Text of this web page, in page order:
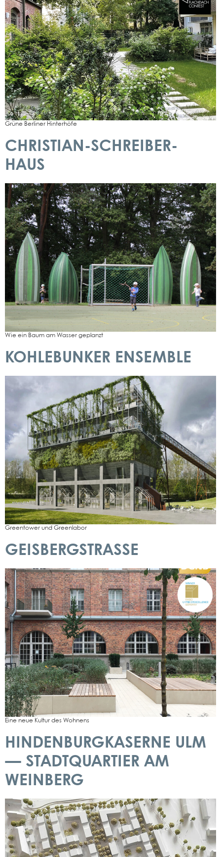
Grü­ne Ber­li­ner Hin­ter­hö­fe
CHRISTIAN-SCHREIBER-
HAUS
Wie ein Baum am Was­ser geplanzt
KOHLEBUNKER ENSEMBLE
Gre­en­tower und Green­la­bor
GEISBERGSTRASSE
Eine neue Kul­tur des Woh­nens
HINDENBURGKASERNE ULM
— STADTQUARTIER AM
WEINBERG